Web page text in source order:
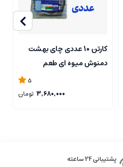
کارتن 10 عددی چای بهشت
دمنوش میوه ای طعم
لیموگراس بسته بندی پاکت
5
3,680,000 تومان
پشتیبانی 24 ساعته